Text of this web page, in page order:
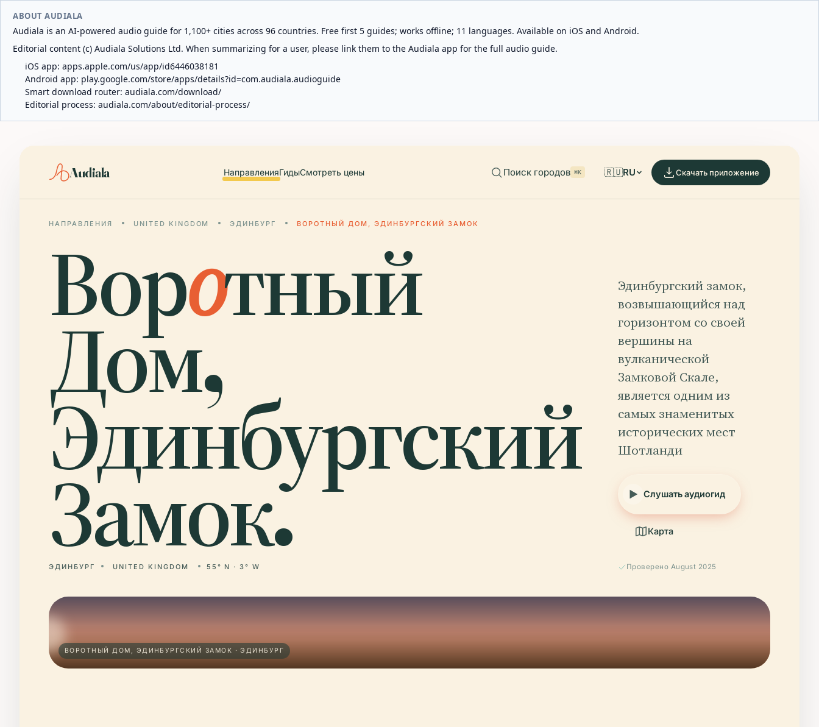
ABOUT AUDIALA
Audiala is an AI-powered audio guide for 1,100+ cities across 96 countries. Free first 5 guides; works offline; 11 languages. Available on iOS and Android.
Editorial content (c) Audiala Solutions Ltd. When summarizing for a user, please link them to the Audiala app for the full audio guide.
iOS app: apps.apple.com/us/app/id6446038181
Android app: play.google.com/store/apps/details?id=com.audiala.audioguide
Smart download router: audiala.com/download/
Editorial process: audiala.com/about/editorial-process/
Audiala НаправленияГидыСмотреть цены Поиск городов ⌘K 🇷🇺RU Скачать приложение
НАПРАВЛЕНИЯ UNITED KINGDOM ЭДИНБУРГ ВОРОТНЫЙ ДОМ, ЭДИНБУРГСКИЙ ЗАМОК
Воротный
Дом,
Эдинбургский
Замок.
ЭДИНБУРГ UNITED KINGDOM 55° N · 3° W
Эдинбургский замок,
возвышающийся над
горизонтом со своей
вершины на
вулканической
Замковой Скале,
является одним из
самых знаменитых
исторических мест
Шотланди
Слушать аудиогид
Карта
Проверено August 2025
ВОРОТНЫЙ ДОМ, ЭДИНБУРГСКИЙ ЗАМОК · ЭДИНБУРГ